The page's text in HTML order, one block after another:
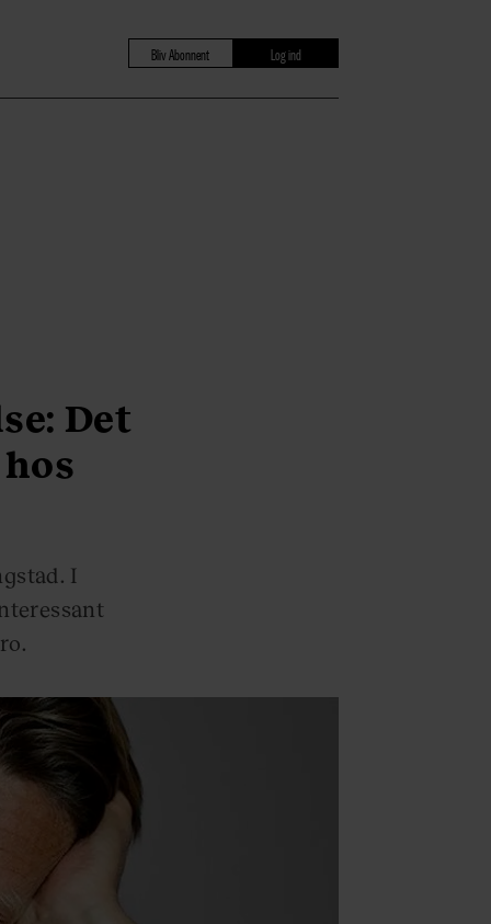
Bliv Abonnent Log ind
Det
I